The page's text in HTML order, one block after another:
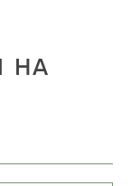
НА